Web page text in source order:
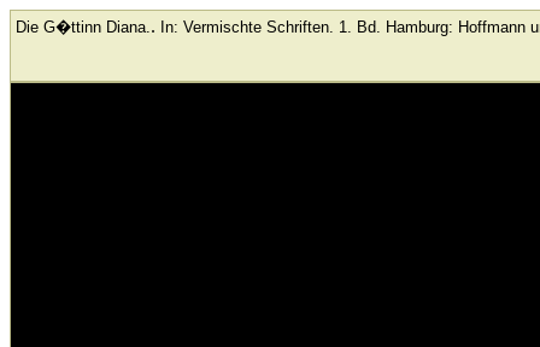
Die G�ttinn Diana.. In: Vermischte Schriften. 1. Bd. Hamburg: Hoffmann